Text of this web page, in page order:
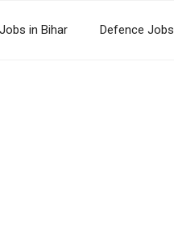
Jobs in Bihar Defence Jobs